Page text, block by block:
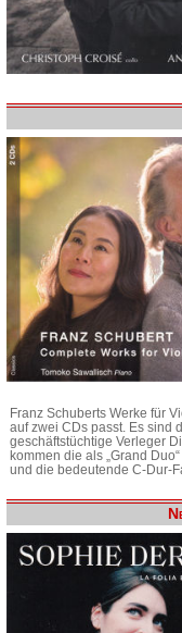
Franz Schuberts Werke für
auf zwei CDs passt. Es sind
geschäftstüchtige Verleger
kommen die als „Grand
und die bedeutende C-Dur-